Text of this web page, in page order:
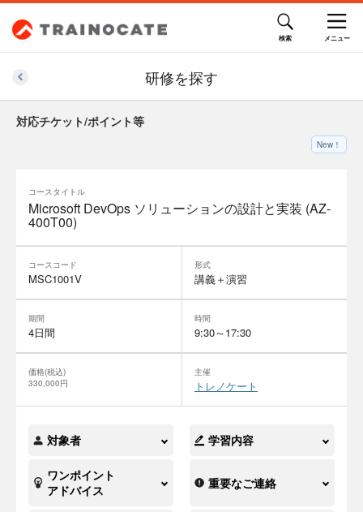
研修を探す
対応チケット/ポイント等
New！
コースタイトル
Microsoft DevOps ソリューションの設計と実装 (AZ-
400T00)
コースコード
MSC1001V
形式
講義＋演習
期間
4日間
時間
9:30～17:30
価格(税込)
330,000円
主催
トレノケート
対象者 学習内容
ワンポイント
アドバイス
重要なご連絡